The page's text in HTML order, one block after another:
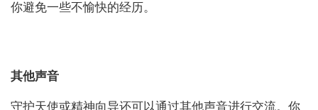
你避免一些不愉快的经历。
其他声音
守护天使或精神向导还可以通过其他声音进行交流。你